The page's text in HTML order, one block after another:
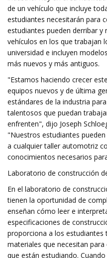
de un vehículo que incluye
estudiantes necesitarán para
estudiantes pueden derribar y
vehículos en los que trabajan
universidad e incluyen
más nuevos y más antiguos.
"Estamos haciendo crecer
equipos nuevos y de última
estándares de la industria
talentosos que puedan
enfrenten", dijo Joseph
"Nuestros estudiantes
a cualquier taller automotriz
conocimientos necesarios
Laboratorio de construcción
En el laboratorio de
tienen la oportunidad de
enseñan cómo leer e
especificaciones de
proporciona a los estudiantes
materiales que necesitan
que están estudiando.